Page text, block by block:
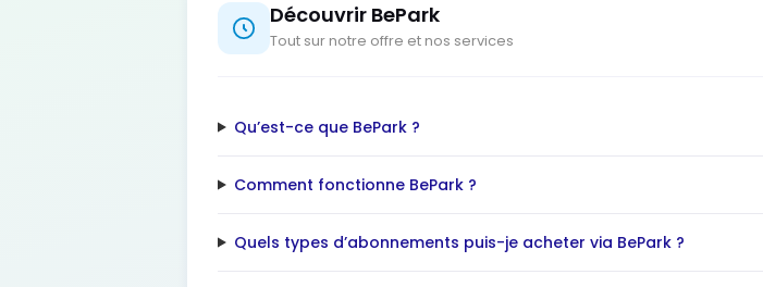
Découvrir BePark
Tout sur notre offre et nos services
Qu’est-ce que BePark ?
Comment fonctionne BePark ?
Quels types d’abonnements puis-je acheter via BePark ?